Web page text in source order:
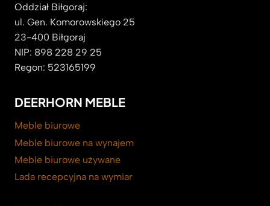
Oddział Biłgoraj:
ul. Gen. Komorowskiego 25
23-400 Biłgoraj
NIP: 898 228 29 25
Regon: 523165199
DEERHORN MEBLE
Meble biurowe
Meble biurowe na wynajem
Meble biurowe używane
Lada recepcyjna na wymiar